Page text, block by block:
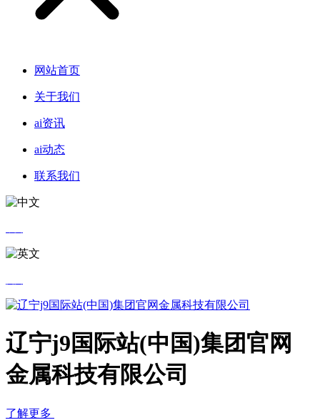
网站首页
关于我们
ai资讯
ai动态
联系我们
辽宁j9国际站(中国)集团官网
金属科技有限公司
了解更多